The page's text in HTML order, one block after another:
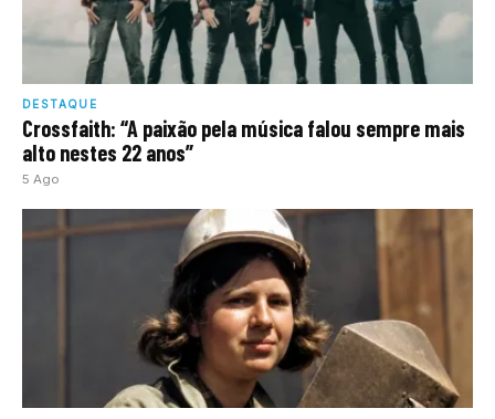
DESTAQUE
Crossfaith: “A paixão pela música falou sempre mais
alto nestes 22 anos”
5 Ago